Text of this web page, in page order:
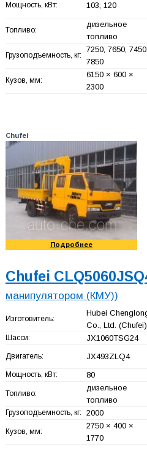
Мощность, кВт: 103; 120
Топливо:
дизельное
топливо
Грузоподъемность, кг:
7250, 7650, 7450,
7850
Кузов, мм:
6150 × 600 ×
2300
Chufei
Подробнее
Chufei
манипулятором (КМУ))
Изготовитель:
Hubei
Co., Ltd. (Chufei)
Шасси: JX1060TSG24
Двигатель: JX493ZLQ4
Мощность, кВт: 80
Топливо:
дизельное
топливо
Грузоподъемность, кг: 2000
Кузов, мм:
2750 × 400 ×
1770